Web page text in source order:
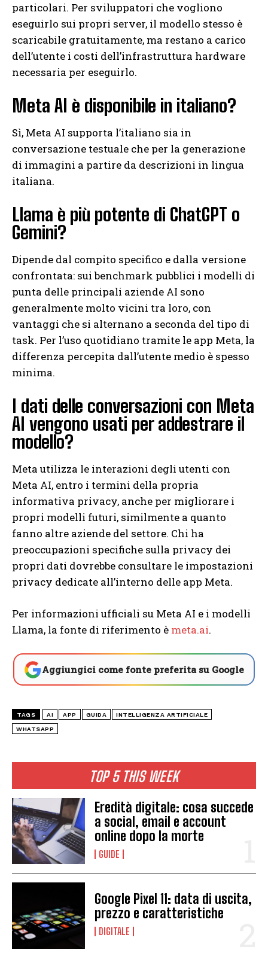
TOP 5 THIS WEEK
Eredità digitale: cosa succede
a social, email e account
online dopo la morte
GUIDE
Google Pixel 11: data di uscita,
prezzo e caratteristiche
DIGITALE
particolari. Per sviluppatori che vogliono
eseguirlo sui propri server, il modello stesso è
scaricabile gratuitamente, ma restano a carico
dell’utente i costi dell’infrastruttura hardware
necessaria per eseguirlo.
Meta AI è disponibile in italiano?
Sì, Meta AI supporta l’italiano sia in
conversazione testuale che per la generazione
di immagini a partire da descrizioni in lingua
italiana.
Llama è più potente di ChatGPT o
Gemini?
Dipende dal compito specifico e dalla versione
confrontata: sui benchmark pubblici i modelli di
punta delle principali aziende AI sono
generalmente molto vicini tra loro, con
vantaggi che si alternano a seconda del tipo di
task. Per l’uso quotidiano tramite le app Meta, la
differenza percepita dall’utente medio è spesso
minima.
I dati delle conversazioni con Meta
AI vengono usati per addestrare il
modello?
Meta utilizza le interazioni degli utenti con
Meta AI, entro i termini della propria
informativa privacy, anche per migliorare i
propri modelli futuri, similmente a quanto
fanno altre aziende del settore. Chi ha
preoccupazioni specifiche sulla privacy dei
propri dati dovrebbe consultare le impostazioni
privacy dedicate all’interno delle app Meta.
Per informazioni ufficiali su Meta AI e i modelli
Llama, la fonte di riferimento è meta.ai.
Aggiungici come fonte preferita su Google
TAGS AI APP GUIDA INTELLIGENZA ARTIFICIALE
WHATSAPP